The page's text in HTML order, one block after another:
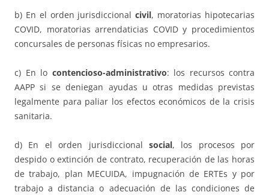
b) En el orden jurisdiccionalcivil, moratorias hipotecarias
COVID, moratorias arrendaticias COVID y procedimientos
concursales de personas físicas no empresarios.
c) En lo contencioso-administrativo: los recursos contra
AAPP si se deniegan ayudas u otras medidas previstas
legalmente para paliar los efectos económicos de la crisis
sanitaria.
d) En el orden jurisdiccional social, los procesos por
despido o extinción de contrato, recuperación de las horas
de trabajo, plan MECUIDA, impugnación de ERTEs y por
trabajo a distancia o adecuación de las condiciones de